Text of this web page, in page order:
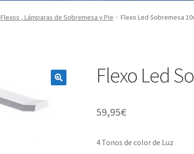
Flexos , Lámparas de Sobremesa y Pie Flexo Led Sobremesa
Flexo Led
59,95€
4 Tonos de color de Luz